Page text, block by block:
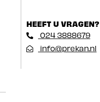
HEEFT U VRAGEN?
024 3888679
info@prekan.nl